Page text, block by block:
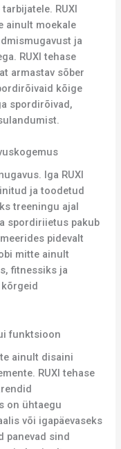
RUXI
ainult moekale
ja
RUXI tehase
armastav sõber
kõige
spordirõivad,
Iga RUXI
ja toodetud
treeningu ajal
spordiriietus pakub
pidevalt
mitte ainult
fitnessiks ja
funktsioon
ainult disaini
RUXI tehase
on ühtaegu
või igapäevaseks
panevad sind